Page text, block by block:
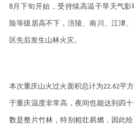
8月下旬开始，受持续高温干旱天气
险等级居高不下，涪陵、南川、江津
区先后发生山林火灾。
本次重庆山火过火面积总计为22.62平
于重庆温度非常高，夜间也能达到四
数是整片竹林，特别粗壮易燃，因此